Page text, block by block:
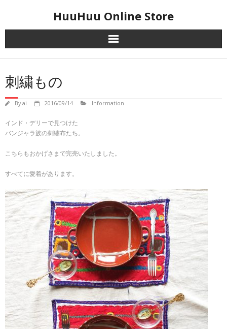
HuuHuu Online Store
刺繍もの
Byai 2016/09/14 Information
インド・デリーで見つけた
バンジャラ族の刺繍布たち。
こちらもおかげさまで完売いたしました。
すべてに愛着があります。